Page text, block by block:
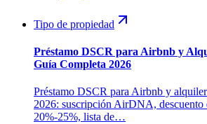
Tipo de propiedad
Préstamo DSCR para Airbnb y
Guía Completa 2026
Préstamo DSCR para Airbnb y
2026: suscripción AirDNA, descuento
20%-25%, lista de…